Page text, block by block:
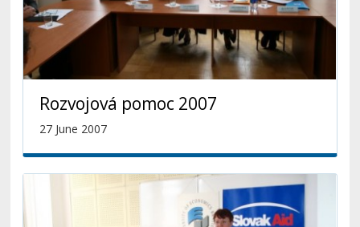
Rozvojová pomoc 2007
27 June 2007